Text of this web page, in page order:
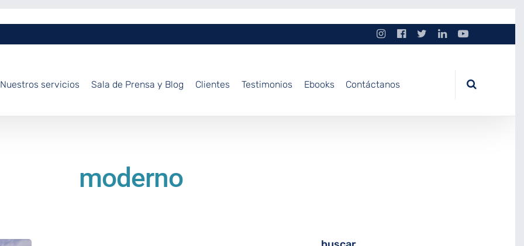
Nuestros servicios Sala de Prensa y Blog Clientes Testimonios Ebooks Contáctanos
moderno